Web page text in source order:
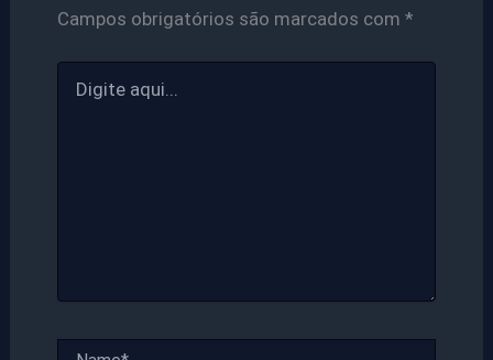
Campos obrigatórios são marcados com *
aqui...